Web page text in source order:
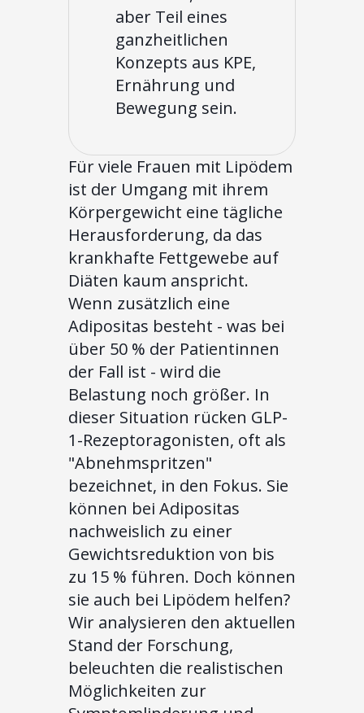
aber Teil eines
ganzheitlichen
Konzepts aus KPE,
Ernährung und
Bewegung sein.
Für viele Frauen mit Lipödem
ist der Umgang mit ihrem
Körpergewicht eine tägliche
Herausforderung, da das
krankhafte Fettgewebe auf
Diäten kaum anspricht.
Wenn zusätzlich eine
Adipositas besteht - was bei
über 50 % der Patientinnen
der Fall ist - wird die
Belastung noch größer. In
dieser Situation rücken GLP-
1-Rezeptoragonisten, oft als
"Abnehmspritzen"
bezeichnet, in den Fokus. Sie
können bei Adipositas
nachweislich zu einer
Gewichtsreduktion von bis
zu 15 % führen. Doch können
sie auch bei Lipödem helfen?
Wir analysieren den aktuellen
Stand der Forschung,
beleuchten die realistischen
Möglichkeiten zur